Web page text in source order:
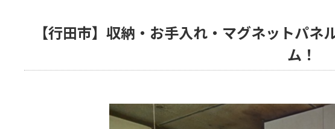
【行田市】収納・お手入れ・マグネットパ
ム！